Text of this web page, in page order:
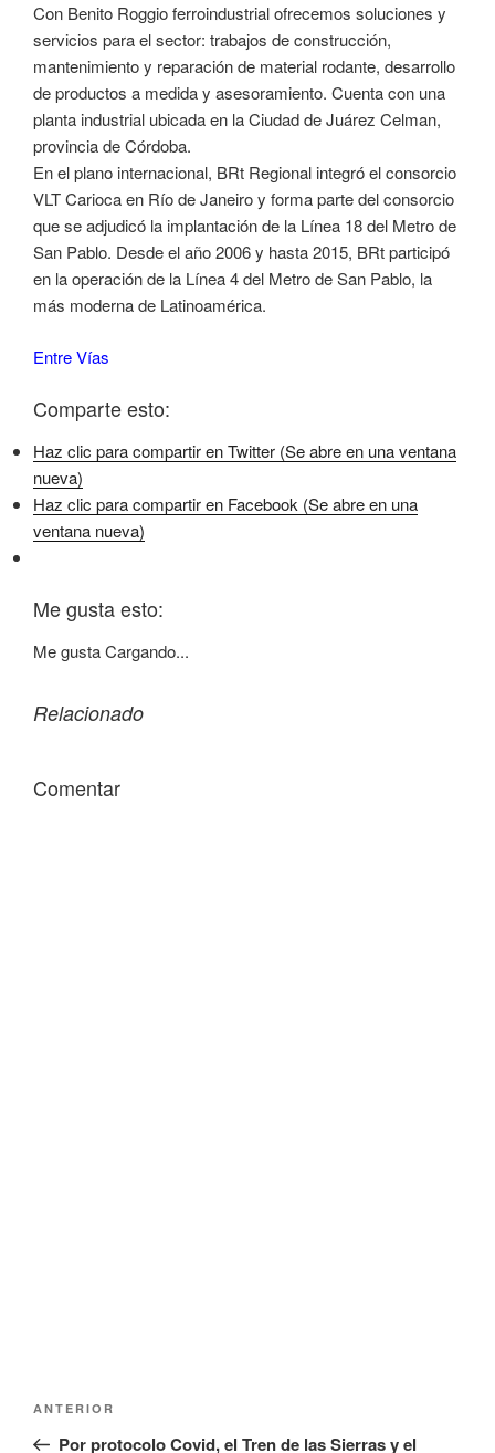
Con Benito Roggio ferroindustrial ofrecemos soluciones y
servicios para el sector: trabajos de construcción,
mantenimiento y reparación de material rodante, desarrollo
de productos a medida y asesoramiento. Cuenta con una
planta industrial ubicada en la Ciudad de Juárez Celman,
provincia de Córdoba.
En el plano internacional, BRt Regional integró el consorcio
VLT Carioca en Río de Janeiro y forma parte del consorcio
que se adjudicó la implantación de la Línea 18 del Metro de
San Pablo. Desde el año 2006 y hasta 2015, BRt participó
en la operación de la Línea 4 del Metro de San Pablo, la
más moderna de Latinoamérica.
Entre Vías
Comparte esto:
Haz clic para compartir en Twitter (Se abre en una ventana
nueva)
Haz clic para compartir en Facebook (Se abre en una
ventana nueva)
Me gusta esto:
Me gustaCargando...
Relacionado
Comentar
Navegación
Entrada
anterior:
ANTERIOR
Por protocolo Covid, el Tren de las Sierras y el